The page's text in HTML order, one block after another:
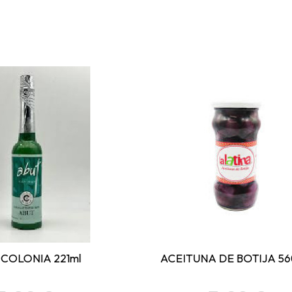
221ml ACEITUNA DE BOTIJA